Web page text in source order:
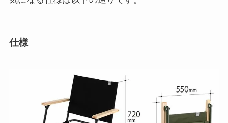
仕様